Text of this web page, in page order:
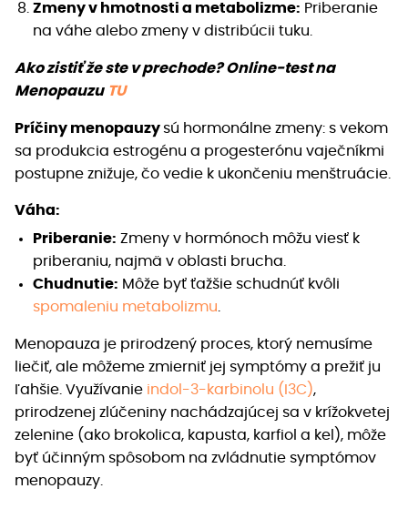
Zmeny v hmotnosti a metabolizme: Priberanie
na váhe alebo zmeny v distribúcii tuku.
Ako zistiť že ste v prechode?Online-test na
Menopauzu TU
Príčiny menopauzysú hormonálne zmeny: s vekom
sa produkcia estrogénu a progesterónu vaječníkmi
postupne znižuje, čo vedie k ukončeniu menštruácie.
Váha:
Priberanie: Zmeny v hormónoch môžu viesť k
priberaniu, najmä v oblasti brucha.
Chudnutie: Môže byť ťažšie schudnúť kvôli
spomaleniu metabolizmu
Menopauza je prirodzený proces, ktorý nemusíme
liečiť, ale môžeme zmierniť jej symptómy a prežiť ju
ľahšie. Využívanie indol-3-karbinolu (I3C),
prirodzenej zlúčeniny nachádzajúcej sa v krížokvetej
zelenine (ako brokolica, kapusta, karfiol a kel), môže
byť účinným spôsobom na zvládnutie symptómov
menopauzy.